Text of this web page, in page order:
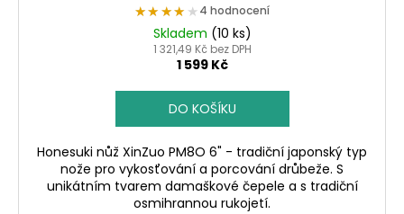
★★★★★
★★★★★4 hodnocení
Skladem (10 ks)
1 321,49 Kč bez DPH
1 599 Kč
DO KOŠÍKU
Honesuki nůž XinZuo PM8O 6" - tradiční japonský typ
nože pro vykosťování a porcování drůbeže. S
unikátním tvarem damaškové čepele a s tradiční
osmihrannou rukojetí.